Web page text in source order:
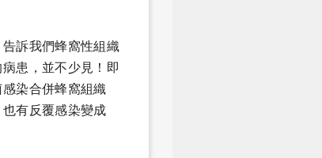
訴我們蜂窩性組織
患，並不少見！即
染合併蜂窩組織
有反覆感染變成